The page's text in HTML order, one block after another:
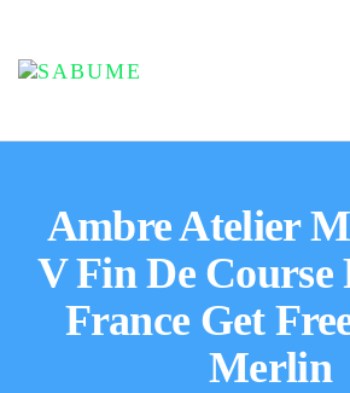
Especializada
Ambre Atelier
V Fin De Course
France Get
Merlin